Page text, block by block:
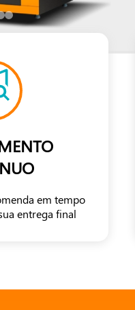
em tempo
entrega final